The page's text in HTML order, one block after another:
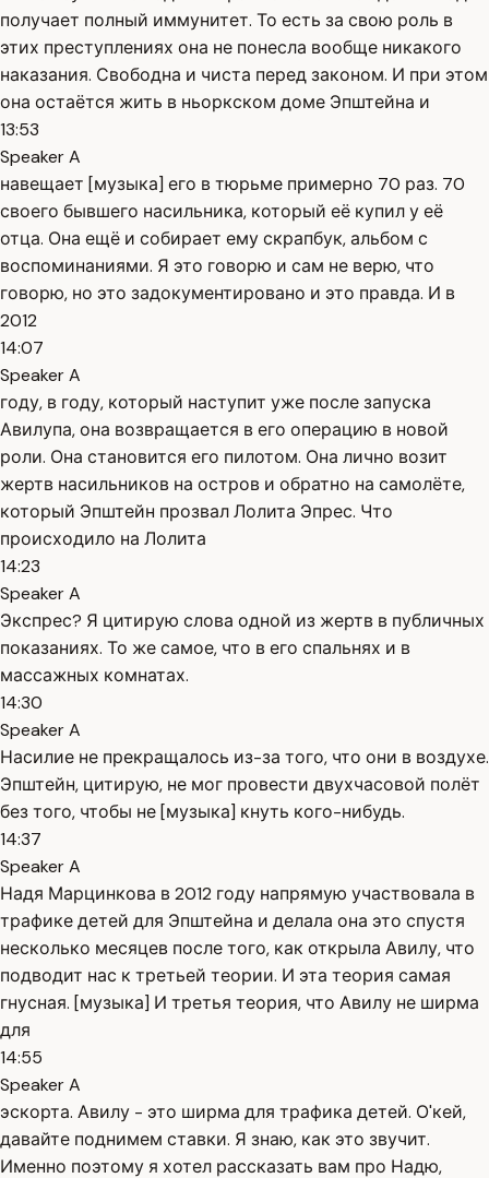
получает полный иммунитет. То есть за свою роль в
этих преступлениях она не понесла вообще никакого
наказания. Свободна и чиста перед законом. И при этом
она остаётся жить в ньоркском доме Эпштейна и
13:53
Speaker A
навещает [музыка] его в тюрьме примерно 70 раз. 70
своего бывшего насильника, который её купил у её
отца. Она ещё и собирает ему скрапбук, альбом с
воспоминаниями. Я это говорю и сам не верю, что
говорю, но это задокументировано и это правда. И в
2012
14:07
Speaker A
году, в году, который наступит уже после запуска
Авилупа, она возвращается в его операцию в новой
роли. Она становится его пилотом. Она лично возит
жертв насильников на остров и обратно на самолёте,
который Эпштейн прозвал Лолита Эпрес. Что
происходило на Лолита
14:23
Speaker A
Экспрес? Я цитирую слова одной из жертв в публичных
показаниях. То же самое, что в его спальнях и в
массажных комнатах.
14:30
Speaker A
Насилие не прекращалось из-за того, что они в воздухе.
Эпштейн, цитирую, не мог провести двухчасовой полёт
без того, чтобы не [музыка] кнуть кого-нибудь.
14:37
Speaker A
Надя Марцинкова в 2012 году напрямую участвовала в
трафике детей для Эпштейна и делала она это спустя
несколько месяцев после того, как открыла Авилу, что
подводит нас к третьей теории. И эта теория самая
гнусная. [музыка] И третья теория, что Авилу не ширма
для
14:55
Speaker A
эскорта. Авилу - это ширма для трафика детей. О'кей,
давайте поднимем ставки. Я знаю, как это звучит.
Именно поэтому я хотел рассказать вам про Надю,